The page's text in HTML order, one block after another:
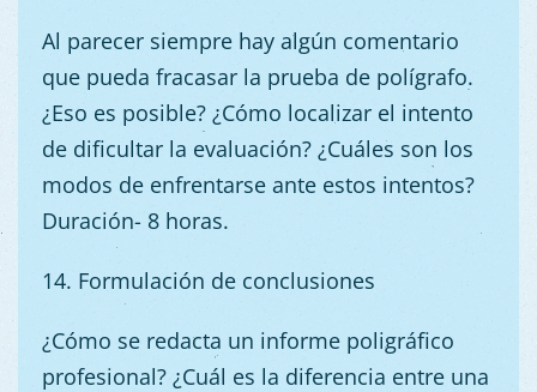
Al parecer siempre hay algún comentario
que pueda fracasar la prueba de polígrafo.
¿Eso es posible? ¿Cómo localizar el intento
de dificultar la evaluación? ¿Cuáles son los
modos de enfrentarse ante estos intentos?
Duración- 8 horas.
14. Formulación de conclusiones
¿Cómo se redacta un informe poligráfico
profesional? ¿Cuál es la diferencia entre una